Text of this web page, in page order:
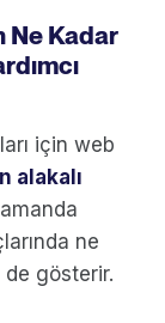
Ne Kadar
için web
alakalı
ne
de gösterir.